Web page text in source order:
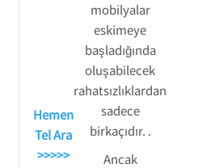
Hemen
Tel Ara
>>>>>
mobilyalar
eskimeye
başladığında
oluşabilecek
rahatsızlıklardan
sadece
birkaçıdır. .
Ancak